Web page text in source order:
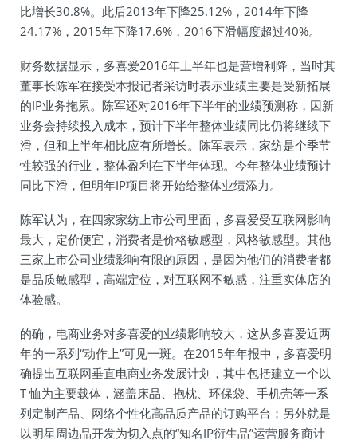
比增长30.8%。此后2013年下降25.12%，2014年下降
24.17%，2015年下降17.6%，2016下滑幅度超过40%。
财务数据显示，多喜爱2016年上半年也是营增利降，当时其
董事长陈军在接受本报记者采访时表示业绩主要是受新拓展
的IP业务拖累。陈军还对2016年下半年的业绩预测称，因新
业务会持续投入成本，预计下半年整体业绩同比仍将继续下
滑，但和上半年相比应有所增长。陈军表示，家纺是个季节
性较强的行业，整体盈利在下半年体现。今年整体业绩预计
同比下滑，但明年IP项目将开始给整体业绩添力。
陈军认为，在四家家纺上市公司里面，多喜爱受互联网影响
最大，定价便宜，消费者是价格敏感型，风格敏感型。其他
三家上市公司业绩影响有限的原因，是因为他们的消费者都
是品质敏感型，高端定位，对互联网不敏感，注重实体店的
体验感。
的确，电商业务对多喜爱的业绩影响较大，这从多喜爱近两
年的一系列“动作上”可见一斑。在2015年年报中，多喜爱明
确提出互联网垂直电商业务发展计划，其中包括建立一个以
T 恤为主要载体，涵盖床品、抱枕、环保袋、手机壳等一系
列定制产品、网络个性化高品质产品的订购平台；另外就是
以明星周边品开发为切入点的“知名IP衍生品”运营服务商计